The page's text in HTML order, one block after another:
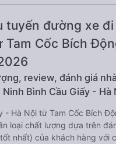
tuyến đường xe đi
Tam Cốc Bích
review, đánh giá
Bình Cầu Giấy - Hà
- Hà Nội từ Tam Cốc Bích
loại chất lượng dựa trên
nhất) của khách hàng với